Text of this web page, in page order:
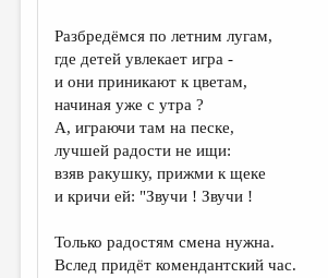
ПЕРЕВОДЫ
КОНКУРСЫ
ДЕТСКАЯ КОМНАТА
КНИЖНАЯ ПОЛКА
ОБЗОР ЛИТЕРАТУРЫ
ОБЪЯВЛЕНИЯ
Разбредёмся по летним лугам,
где детей увлекает игра -
и они приникают к цветам,
начиная уже с утра ?
А, играючи там на песке,
лучшей радости не ищи:
взяв ракушку, прижми к щеке
и кричи ей: "Звучи ! Звучи !
Только радостям смена нужна.
Вслед придёт комендантский час.